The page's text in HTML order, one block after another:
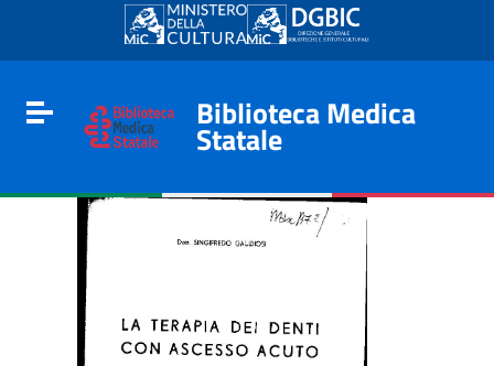
Go to content
Go to the navigation menu
Go to the footer
Toggle navigation
Biblioteca Medica
Statale